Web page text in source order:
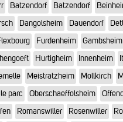
Batzendorf Batzendorf
Dangolsheim Dauendorf
Furdenheim Gambsheim
Hurtigheim Innenheim
Meistratzheim Mollkirch
parc Oberschaeffolsheim
Romanswiller Rosenwiller